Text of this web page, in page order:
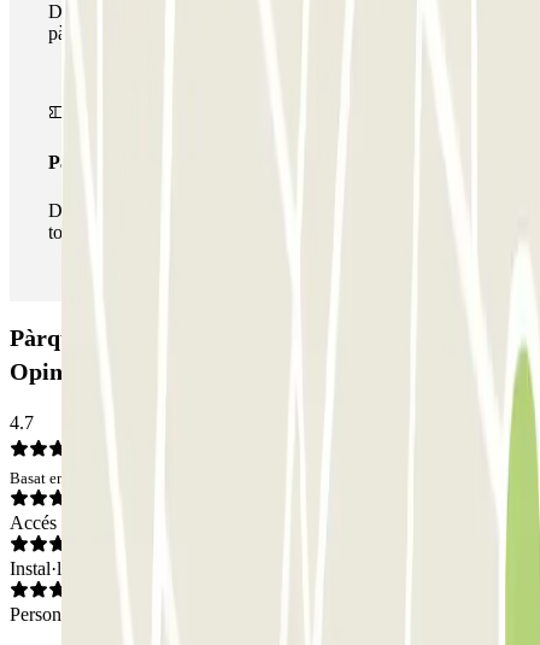
Durant la teva estada podràs fer ús de tota la xarxa de
pàrquings d'aquest operador disponibles a Parclick.
Passi il·limitat
Durant la teva estada podràs entrar i sortir del pàrquing
totes les vegades que vulguis.
Pàrquing ECTOR - Service Voiturier - Nice - T2:
Opinions
4.7
Basat en 18 opinions
Accés
Instal·lacions
Personal